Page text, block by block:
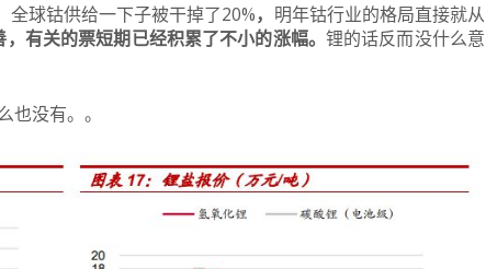
球钴供给一下子被干掉了20%， 明年钴行业的格局直接就从
有关的票短期已经积累了不小的涨幅。 锂的话反而没什么意
也没有。。